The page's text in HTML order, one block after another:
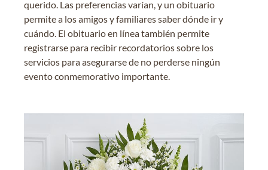
querido. Las preferencias varían, y un obituario
permite a los amigos y familiares saber dónde ir y
cuándo. El obituario en línea también permite
registrarse para recibir recordatorios sobre los
servicios para asegurarse de no perderse ningún
evento conmemorativo importante.